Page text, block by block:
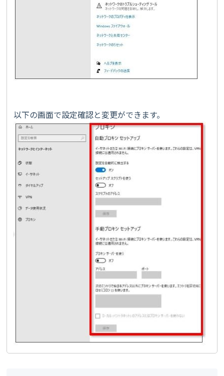
以下の画面で設定確認と変更ができます。